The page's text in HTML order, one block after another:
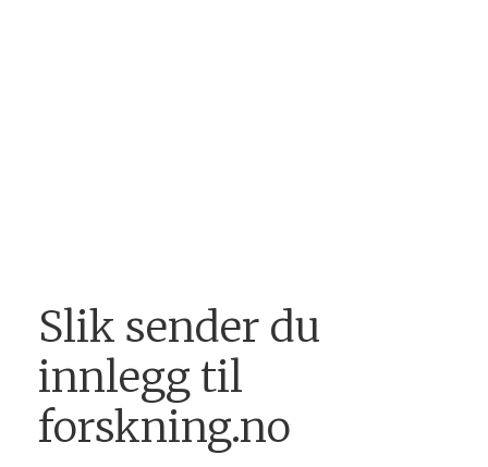
Slik sender du
innlegg til
forskning.no